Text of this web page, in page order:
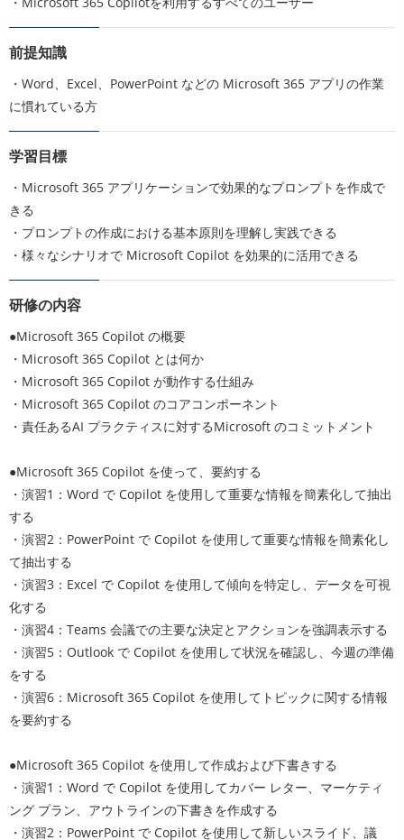
前提知識
・Word、Excel、PowerPoint などの Microsoft 365 アプリの作業
に慣れている方
学習目標
・Microsoft 365 アプリケーションで効果的なプロンプトを作成で
きる
・プロンプトの作成における基本原則を理解し実践できる
・様々なシナリオで Microsoft Copilot を効果的に活用できる
研修の内容
●Microsoft 365 Copilot の概要
・Microsoft 365 Copilot とは何か
・Microsoft 365 Copilot が動作する仕組み
・Microsoft 365 Copilot のコアコンポーネント
・責任あるAI プラクティスに対するMicrosoft のコミットメント
●Microsoft 365 Copilot を使って、要約する
・演習1：Word で Copilot を使用して重要な情報を簡素化して抽出
する
・演習2：PowerPoint で Copilot を使用して重要な情報を簡素化し
て抽出する
・演習3：Excel で Copilot を使用して傾向を特定し、データを可視
化する
・演習4：Teams 会議での主要な決定とアクションを強調表示する
・演習5：Outlook で Copilot を使用して状況を確認し、今週の準備
をする
・演習6：Microsoft 365 Copilot を使用してトピックに関する情報
を要約する
●Microsoft 365 Copilot を使用して作成および下書きする
・演習1：Word で Copilot を使用してカバー レター、マーケティ
ング プラン、アウトラインの下書きを作成する
・演習2：PowerPoint で Copilot を使用して新しいスライド、議